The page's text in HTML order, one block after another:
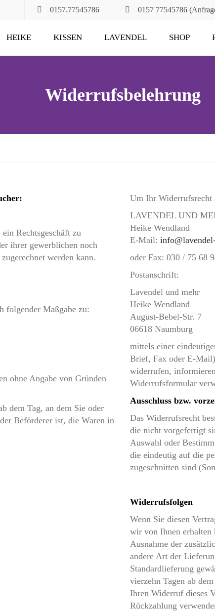
0157.77545786 0157 77545786
HEIKE KISSEN
MAXIMA
LAVENDEL
FÜR MUND, HALS
FÜR DIE STUNDEN
SHOP
Widerrufsbelehrung
Rechtsgeschäft zu
ihrer gewerblichen noch
werden kann.
folgender Maßgabe zu:
ohne Angabe von Gründen
dem Tag, an dem Sie oder
Beförderer ist, die Waren in
Um Ihr Widerrufsrecht
LAVENDEL UND
Heike Wendland
E-Mail:
oder Fax: 030 / 75 68
Postanschrift:
Lavendel und mehr
Heike Wendland
August-Bebel-Str. 7
06618 Naumburg
mittels einer
Brief, Fax oder E-
widerrufen,
Widerrufsformular
Ausschluss bzw.
Das Widerrufsrecht
die nicht vorgefertigt
Auswahl oder
die eindeutig auf die
zugeschnitten sind
Widerrufsfolgen
Wenn Sie diesen
wir von Ihnen erhalten
Ausnahme der
andere Art der
Standardlieferung
vierzehn Tagen ab
Ihren Widerruf dieses
Rückzahlung